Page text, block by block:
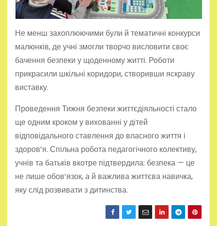
Не менш захоплюючими були й тематичні конкурси
малюнків, де учні змогли творчо висловити своє
бачення безпеки у щоденному житті. Роботи
прикрасили шкільні коридори, створивши яскраву
виставку.
Проведення Тижня безпеки життєдіяльності стало
ще одним кроком у вихованні у дітей
відповідального ставлення до власного життя і
здоров’я. Спільна робота педагогічного колективу,
учнів та батьків вкотре підтвердила: безпека — це
не лише обов’язок, а й важлива життєва навичка,
яку слід розвивати з дитинства.